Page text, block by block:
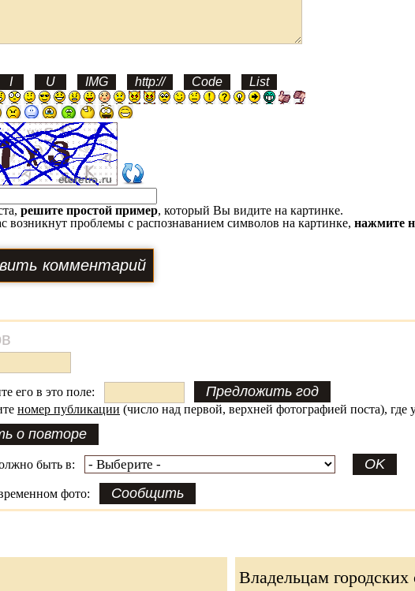
решите простой пример, который Вы видите на картинке.
возникнут проблемы с распознаванием символов на картинке, нажмите
его в это поле:
номер публикации (число над первой, верхней фотографией поста), где
быть в:
фото:
Владельцам городских